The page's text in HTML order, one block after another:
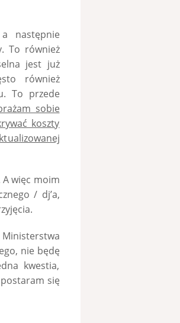
następnie
To również
jest już
również
To przede
sobie
koszty
A więc moim
/ dj’a,
nie będę
kwestia,
się